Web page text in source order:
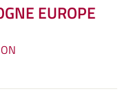
EUROPE